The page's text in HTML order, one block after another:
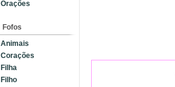
Orações
Fofos
Animais
Corações
Filha
Filho